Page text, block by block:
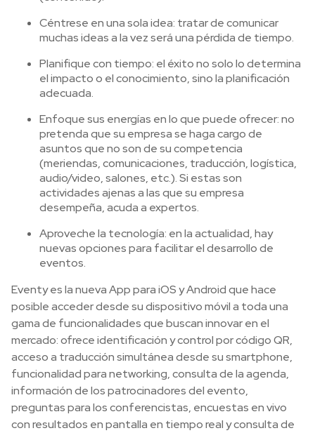
Céntrese en una sola idea: tratar de comunicar
muchas ideas a la vez será una pérdida de tiempo.
Planifique con tiempo: el éxito no solo lo determina
el impacto o el conocimiento, sino la planificación
adecuada.
Enfoque sus energías en lo que puede ofrecer: no
pretenda que su empresa se haga cargo de
asuntos que no son de su competencia
(meriendas, comunicaciones, traducción, logística,
audio/video, salones, etc.). Si estas son
actividades ajenas a las que su empresa
desempeña, acuda a expertos.
Aproveche la tecnología: en la actualidad, hay
nuevas opciones para facilitar el desarrollo de
eventos.
Eventy es la nueva App para iOS y Android que hace
posible acceder desde su dispositivo móvil a toda una
gama de funcionalidades que buscan innovar en el
mercado: ofrece identificación y control por código QR,
acceso a traducción simultánea desde su smartphone,
funcionalidad para networking, consulta de la agenda,
información de los patrocinadores del evento,
preguntas para los conferencistas, encuestas en vivo
con resultados en pantalla en tiempo real y consulta de